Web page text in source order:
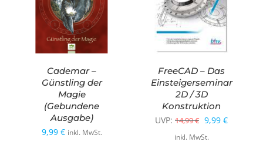
Cademar –
Günstling der
Magie
(Gebundene
Ausgabe)
9,99 € inkl. MwSt.
FreeCAD – Das
Einsteigerseminar
2D / 3D
Konstruktion
UVP: 14,99€ Ursprünglicher
Preis
9,99 €Aktueller
inkl. MwSt.